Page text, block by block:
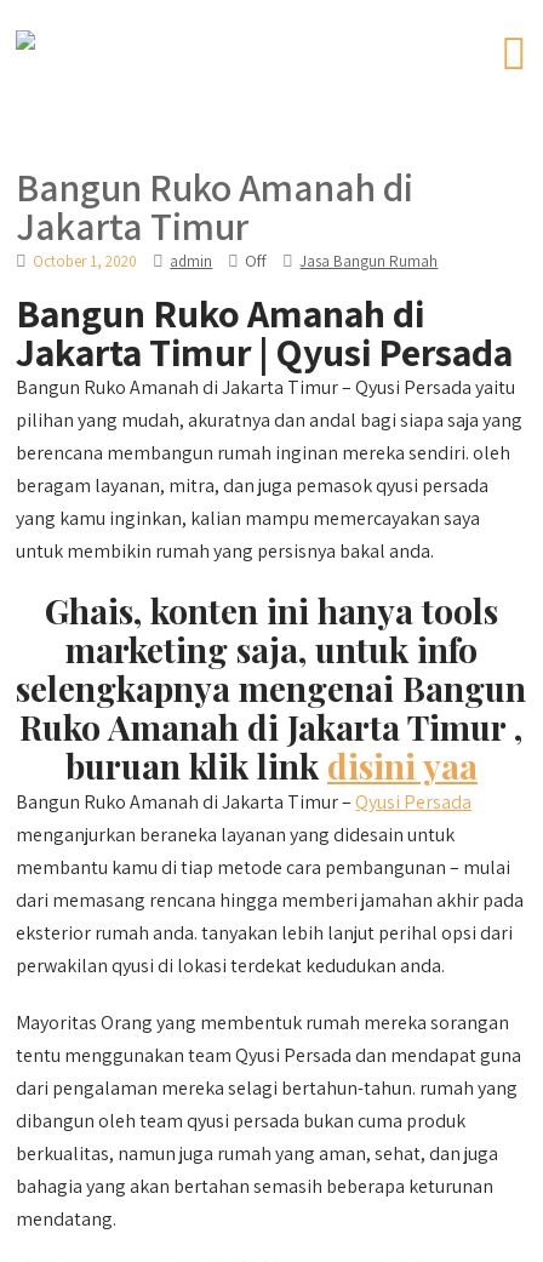
Bangun Ruko Amanah di
Jakarta Timur
October 1, 2020 admin Off Jasa Bangun Rumah
Bangun Ruko Amanah di
Jakarta Timur | Qyusi Persada
Bangun Ruko Amanah di Jakarta Timur – Qyusi Persada yaitu
pilihan yang mudah, akuratnya dan andal bagi siapa saja yang
berencana membangun rumah inginan mereka sendiri. oleh
beragam layanan, mitra, dan juga pemasok qyusi persada
yang kamu inginkan, kalian mampu memercayakan saya
untuk membikin rumah yang persisnya bakal anda.
Ghais, konten ini hanya tools
marketing saja, untuk info
selengkapnya mengenai Bangun
Ruko Amanah di Jakarta Timur ,
buruan klik link disini yaa
Bangun Ruko Amanah di Jakarta Timur –Qyusi Persada
menganjurkan beraneka layanan yang didesain untuk
membantu kamu di tiap metode cara pembangunan – mulai
dari memasang rencana hingga memberi jamahan akhir pada
eksterior rumah anda. tanyakan lebih lanjut perihal opsi dari
perwakilan qyusi di lokasi terdekat kedudukan anda.
Mayoritas Orang yang membentuk rumah mereka sorangan
tentu menggunakan team Qyusi Persada dan mendapat guna
dari pengalaman mereka selagi bertahun-tahun. rumah yang
dibangun oleh team qyusi persada bukan cuma produk
berkualitas, namun juga rumah yang aman, sehat, dan juga
bahagia yang akan bertahan semasih beberapa keturunan
mendatang.